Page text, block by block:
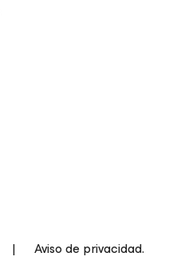
|
Aviso de privacidad.